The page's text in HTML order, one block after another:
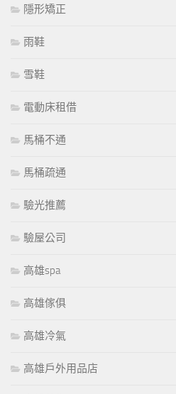
隱形矯正
雨鞋
雪鞋
電動床租借
馬桶不通
馬桶疏通
驗光推薦
驗屋公司
高雄spa
高雄傢俱
高雄冷氣
高雄戶外用品店